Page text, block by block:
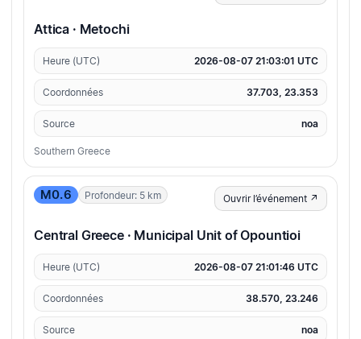
Attica · Metochi
Heure (UTC) 2026-08-07 21:03:01 UTC
Coordonnées 37.703, 23.353
Source noa
Southern Greece
M0.6 Profondeur: 5 km Ouvrir l’événement ↗
Central Greece · Municipal Unit of Opountioi
Heure (UTC) 2026-08-07 21:01:46 UTC
Coordonnées 38.570, 23.246
Source noa